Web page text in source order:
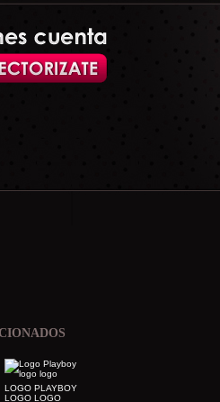
LOGO PLAYBOY
LOGO LOGO